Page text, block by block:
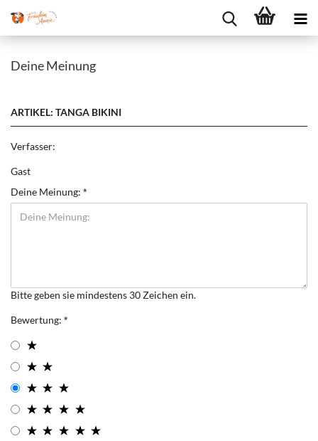
Deine Meinung
ARTIKEL: TANGA BIKINI
Verfasser:
Gast
Deine Meinung:
Bitte geben sie mindestens 30 Zeichen ein.
Bewertung: